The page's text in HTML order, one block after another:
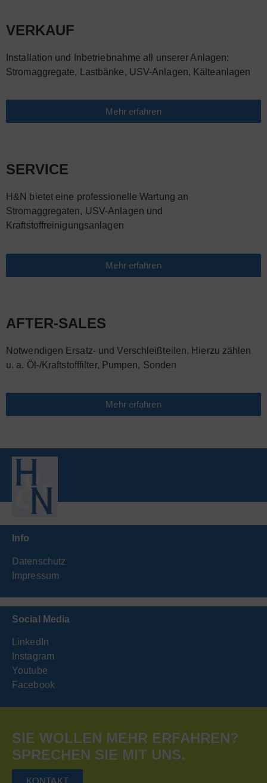
VERKAUF
Installation und Inbetriebnahme all unserer Anlagen:
Stromaggregate, Lastbänke, USV-Anlagen, Kälteanlagen
Mehr erfahren
SERVICE
H&N bietet eine professionelle Wartung an
Stromaggregaten, USV-Anlagen und
Kraftstoffreinigungsanlagen
Mehr erfahren
AFTER-SALES
Notwendigen Ersatz- und Verschleißteilen. Hierzu zählen
u. a. Öl-/Kraftstofffilter, Pumpen, Sonden
Mehr erfahren
Info
Datenschutz
Impressum
Social Media
LinkedIn
Instagram
Youtube
Facebook
SIE WOLLEN MEHR ERFAHREN?
SPRECHEN SIE MIT UNS.
KONTAKT